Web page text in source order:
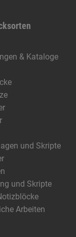
& Kataloge
und Skripte
und Skripte
Arbeiten